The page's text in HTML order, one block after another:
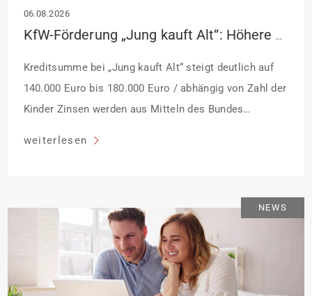
06.08.2026
KfW-Förderung „Jung kauft Alt“: Höhere Kredite ab August 2026
Kreditsumme bei „Jung kauft Alt“ steigt deutlich auf
140.000 Euro bis 180.000 Euro / abhängig von Zahl der
Kinder Zinsen werden aus Mitteln des Bundes
Sanierung in Einzelmaßnahmen […]
weiterlesen
NEWS